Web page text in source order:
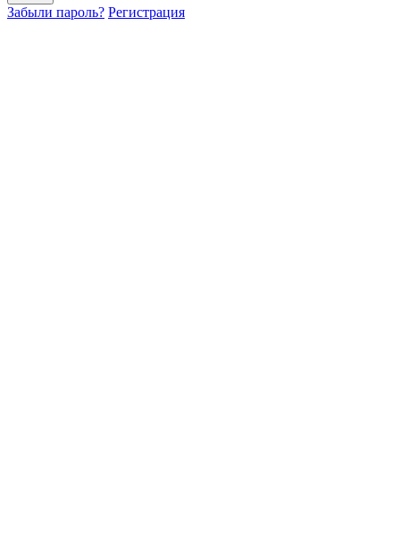
Забыли пароль? Регистрация